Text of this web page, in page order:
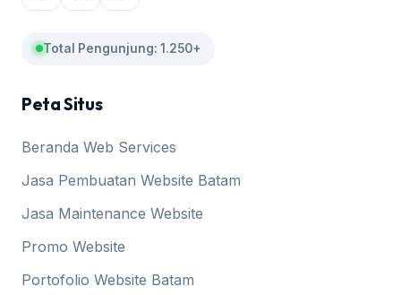
Total Pengunjung: 1.250+
Peta Situs
Beranda Web Services
Jasa Pembuatan Website Batam
Jasa Maintenance Website
Promo Website
Portofolio Website Batam